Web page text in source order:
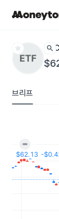
star search
브리프